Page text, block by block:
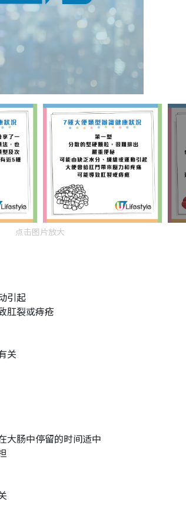
点击图片放大
引起
肛裂或痔疮
关
大肠中停留的时间适中